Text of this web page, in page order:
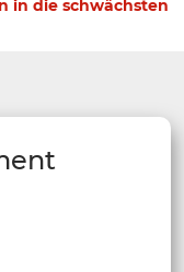
in die schwächsten